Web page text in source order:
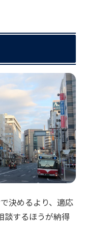
決めるより、適応
談するほうが納得